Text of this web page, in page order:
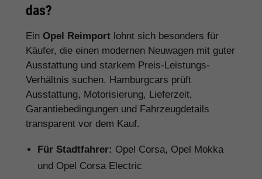
das?
Ein Opel Reimport lohnt sich besonders für
Käufer, die einen modernen Neuwagen mit guter
Ausstattung und starkem Preis-Leistungs-
Verhältnis suchen. Hamburgcars prüft
Ausstattung, Motorisierung, Lieferzeit,
Garantiebedingungen und Fahrzeugdetails
transparent vor dem Kauf.
Für Stadtfahrer: Opel Corsa, Opel Mokka
und Opel Corsa Electric